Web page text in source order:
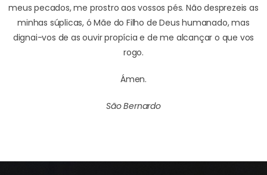
meus pecados,me prostro aos vossos pés.Não desprezeis as
minhas súplicas, ó Mãe do Filho de Deus humanado,mas
dignai-vos de as ouvir propíciae de me alcançar o que vos
rogo.
Ámen.
São Bernardo